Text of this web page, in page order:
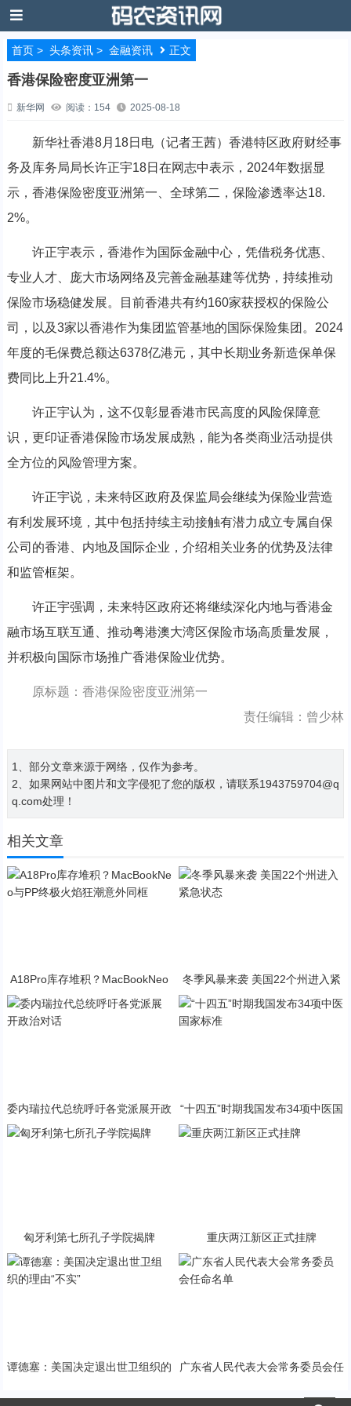
首页> 头条资讯> 金融资讯 正文
香港保险密度亚洲第一
新华网 阅读：154 2025-08-18
新华社香港8月18日电（记者王茜）香港特区政府财经事
务及库务局局长许正宇18日在网志中表示，2024年数据显
示，香港保险密度亚洲第一、全球第二，保险渗透率达18.
2%。
许正宇表示，香港作为国际金融中心，凭借税务优惠、
专业人才、庞大市场网络及完善金融基建等优势，持续推动
保险市场稳健发展。目前香港共有约160家获授权的保险公
司，以及3家以香港作为集团监管基地的国际保险集团。2024
年度的毛保费总额达6378亿港元，其中长期业务新造保单保
费同比上升21.4%。
许正宇认为，这不仅彰显香港市民高度的风险保障意
识，更印证香港保险市场发展成熟，能为各类商业活动提供
全方位的风险管理方案。
许正宇说，未来特区政府及保监局会继续为保险业营造
有利发展环境，其中包括持续主动接触有潜力成立专属自保
公司的香港、内地及国际企业，介绍相关业务的优势及法律
和监管框架。
许正宇强调，未来特区政府还将继续深化内地与香港金
融市场互联互通、推动粤港澳大湾区保险市场高质量发展，
并积极向国际市场推广香港保险业优势。
原标题：香港保险密度亚洲第一
责任编辑：曾少林
1、部分文章来源于网络，仅作为参考。
2、如果网站中图片和文字侵犯了您的版权，请联系1943759704@q
q.com处理！
相关文章
A18Pro库存堆积？MacBookNeo
与PP终极火焰狂潮意外同框
冬季风暴来袭 美国22个州进入紧
急状态
委内瑞拉代总统呼吁各党派展开政
“十四五”时期我国发布34项中医国
匈牙利第七所孔子学院揭牌 重庆两江新区正式挂牌
谭德塞：美国决定退出世卫组织的
广东省人民代表大会常务委员会任